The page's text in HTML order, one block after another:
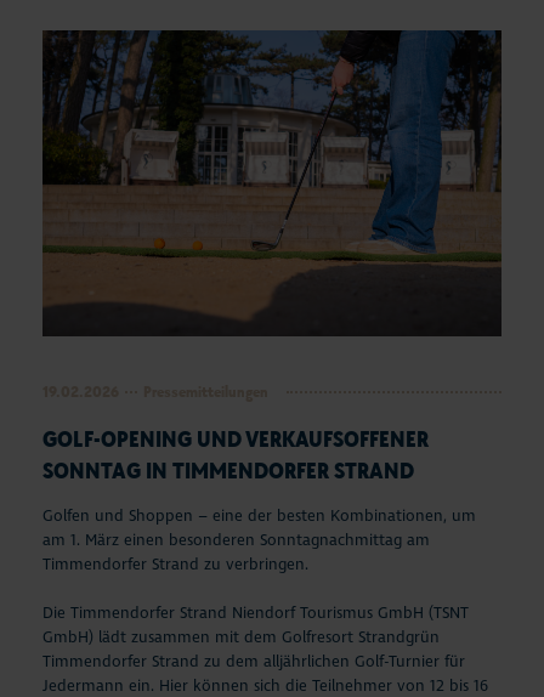
Seepferdchen Shop
Veranstaltungen
Touren und Erlebnisse
Familienurlaub
Urlaub mit Hund
Webcams & Wetter
Aktuelles
#StrandMomente
Business
GOLF-OPENING UND VERKAUFSOFFENER
SONNTAG IN TIMMENDORFER STRAND
Golfen und Shoppen – eine der besten Kombinationen, um
am 1. März einen besonderen Sonntagnachmittag am
Timmendorfer Strand zu verbringen.
Die Timmendorfer Strand Niendorf Tourismus GmbH (TSNT
GmbH) lädt zusammen mit dem Golfresort Strandgrün
Timmendorfer Strand zu dem alljährlichen Golf-Turnier für
Jedermann ein. Hier können sich die Teilnehmer von 12 bis 16